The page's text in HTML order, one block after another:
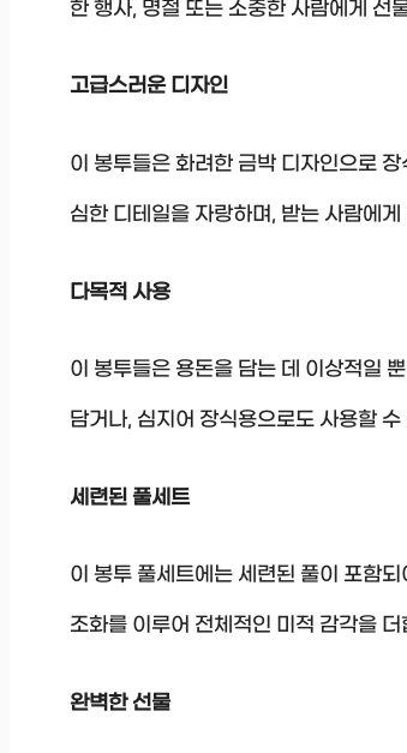
한 행사, 명절 또는 소중한 사람에게 선
고급스러운 디자인
이 봉투들은 화려한 금박 디자인으로
심한 디테일을 자랑하며, 받는 사람에
다목적 사용
이 봉투들은 용돈을 담는 데 이상적일
담거나, 심지어 장식용으로도 사용할 수
세련된 풀세트
이 봉투 풀세트에는 세련된 풀이 포함
조화를 이루어 전체적인 미적 감각을 더
완벽한 선물